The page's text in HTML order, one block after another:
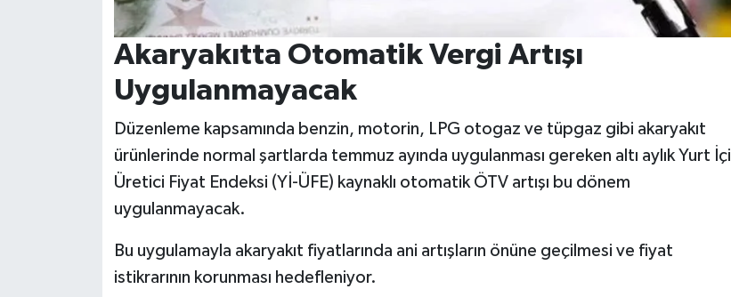
Akaryakıtta Otomatik Vergi Artışı
Uygulanmayacak
Düzenleme kapsamında benzin, motorin, LPG otogaz ve tüpgaz gibi akaryakıt
ürünlerinde normal şartlarda temmuz ayında uygulanması gereken altı aylık Yurt İçi
Üretici Fiyat Endeksi (Yİ-ÜFE) kaynaklı otomatik ÖTV artışı bu dönem
uygulanmayacak.
Bu uygulamayla akaryakıt fiyatlarında ani artışların önüne geçilmesi ve fiyat
istikrarının korunması hedefleniyor.